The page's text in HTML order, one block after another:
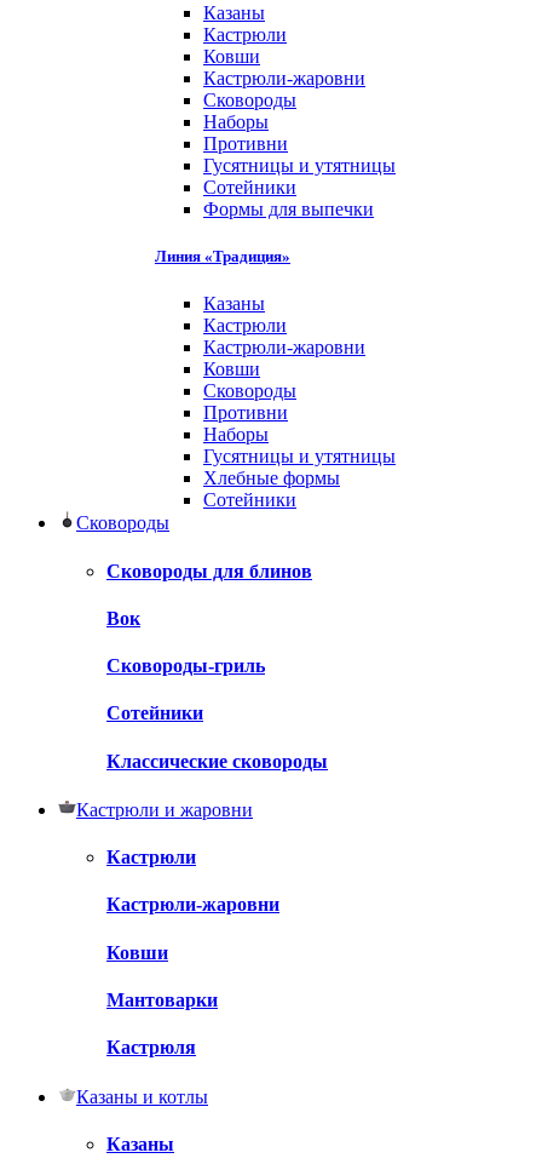
Казаны
Кастрюли
Ковши
Кастрюли-жаровни
Сковороды
Наборы
Противни
Гусятницы и утятницы
Сотейники
Формы для выпечки
Линия «Традиция»
Казаны
Кастрюли
Кастрюли-жаровни
Ковши
Сковороды
Противни
Наборы
Гусятницы и утятницы
Хлебные формы
Сотейники
Сковороды
Сковороды для блинов
Вок
Сковороды-гриль
Сотейники
Классические сковороды
Кастрюли и жаровни
Кастрюли
Кастрюли-жаровни
Ковши
Мантоварки
Кастрюля
Казаны и котлы
Казаны